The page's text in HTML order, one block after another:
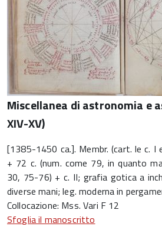
Miscellanea di astronomia e
XIV-XV)
[1385-1450 ca.]. Membr. (cart. le c. I
+ 72 c. (num. come 79, in quanto
30, 75-76) + c. II; grafia gotica a
diverse mani; leg. moderna in
Collocazione: Mss. Vari F 12
Sfoglia il manoscritto